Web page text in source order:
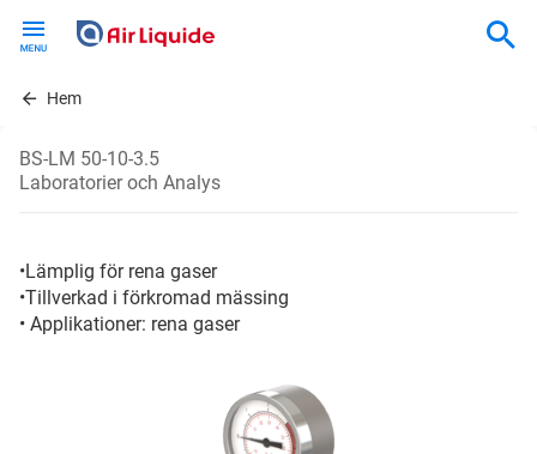
contentHem
BS-LM 50-10-3.5
Laboratorier och Analys
•Lämplig för rena gaser
•Tillverkad i förkromad mässing
• Applikationer: rena gaser